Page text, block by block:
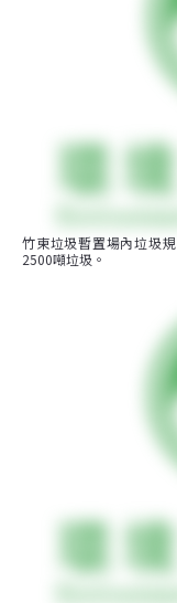
竹東垃圾暫置場內垃圾
2500噸垃圾。